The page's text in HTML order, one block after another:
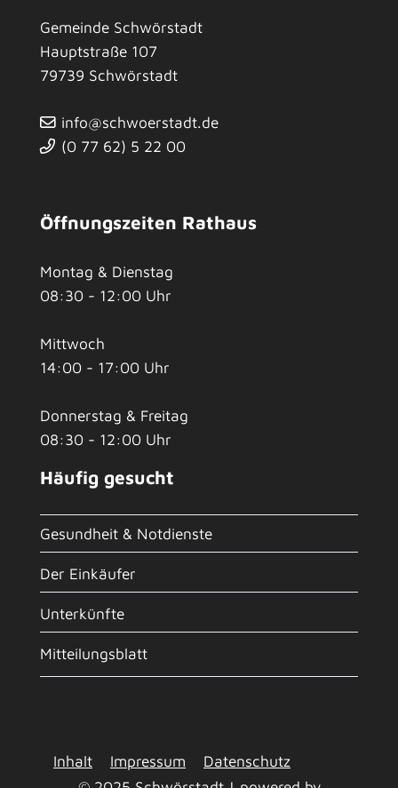
Gemeinde Schwörstadt
Hauptstraße 107
79739 Schwörstadt
info@schwoerstadt.de
(0 77 62) 5 22 00
Öffnungszeiten Rathaus
Montag & Dienstag
08:30 - 12:00 Uhr
Mittwoch
14:00 - 17:00 Uhr
Donnerstag & Freitag
08:30 - 12:00 Uhr
Häufig gesucht
Gesundheit & Notdienste
Der Einkäufer
Unterkünfte
Mitteilungsblatt
Inhalt Impressum
Datenschutz